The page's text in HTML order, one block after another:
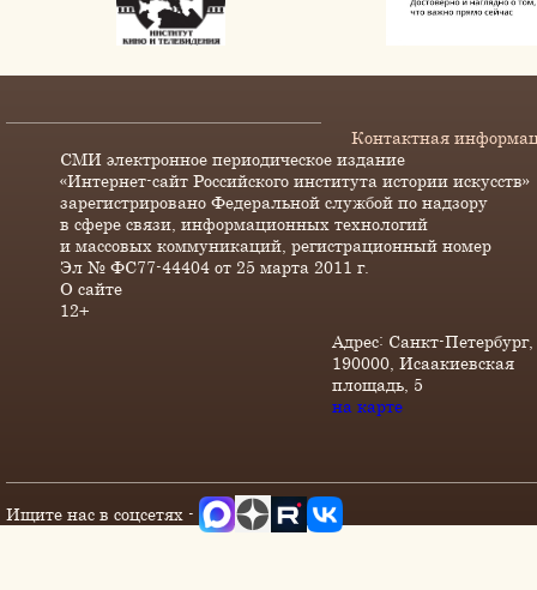
Контактная
СМИ электронное периодическое издание
«Интернет-сайт Российского института истории искусств»
зарегистрировано Федеральной службой по надзору
в сфере связи, информационных технологий
и массовых коммуникаций, регистрационный номер
Эл № ФС77-44404 от 25 марта 2011 г.
О сайте
12+
Адрес: Санкт-Петербург,
190000, Исаакиевская
площадь, 5
на карте
Ищите нас в соцсетях -